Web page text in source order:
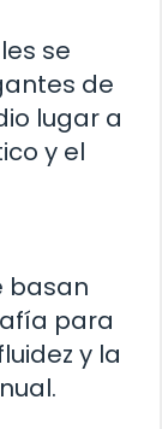
se
de
lugar a
y el
basan
para
y la